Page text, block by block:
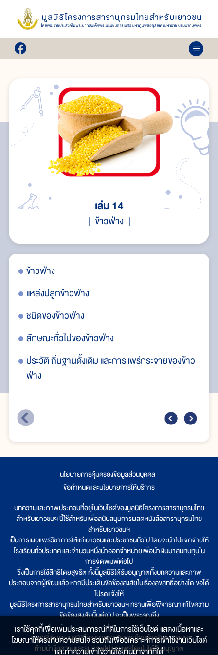
เล่ม 14
ข้าวฟ่าง
ข้าวฟ่าง
แหล่งปลูกข้าวฟ่าง
ชนิดของข้าวฟ่าง
ลักษณะทั่วไปของข้าวฟ่าง
ประวัติ ถิ่นฐานดั้งเดิม และการแพร่กระจายของข้าว
ฟ่าง
นโยบายการคุ้มครองข้อมูลส่วนบุคคล
ข้อกำหนดและนโยบายการให้บริการ
บทความและภาพประกอบที่อยู่ในเว็บไซต์ของมูลนิธิโครงการสารานุกรมไทย
สำหรับเยาวชนฯ นี้ใช้สำหรับเพื่อสนับสนุนการผลิตหนังสือสารานุกรมไทย
สำหรับเยาวชนฯ
เป็นการเผยแพร่วิชาการให้แก่เยาวชนและประชาชนทั่วไป โดยจะนำไปแจกจ่ายให้
โรงเรียนทั่วประเทศ และจำนวนหนึ่งนำออกจำหน่ายเพื่อนำเงินมาสมทบทุนใน
การจัดพิมพ์ต่อไป
ซึ่งเป็นการใช้สิทธิโดยสุจริต ทั้งนี้มูลนิธิได้รับอนุญาตทั้งบทความและภาพ
ประกอบจากผู้เขียนแล้ว หากมีประเด็นขัดข้องสงสัยในเรื่องลิขสิทธิ์อย่างใด ขอได้
โปรดแจ้งให้
มูลนิธิโครงการสารานุกรมไทยสำหรับเยาวชนฯ ทราบเพื่อพิจารณาแก้ไขความ
ขัดข้องสงสัยนั้นต่อไป จะเป็นพระคุณยิ่ง
ลิขสิทธิ์เป็นของมูลนิธิโครงการสารานุกรมไทยสำหรับเยาวชนฯ
ห้ามนำข้อความและรูปภาพไปเผยแพร่โดยไม่ได้รับอนุญาต
เราใช้คุกกี้เพื่อเพิ่มประสบการณ์ที่ดีในการใช้เว็บไซต์ แสดงเนื้อหาและ
โฆษณาให้ตรงกับความสนใจ รวมถึงเพื่อวิเคราะห์การเข้าใช้งานเว็บไซต์
และทำความเข้าใจว่าผู้ใช้งานมาจากที่ใด๋